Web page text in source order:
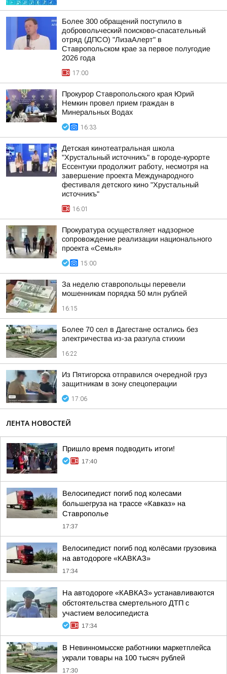
Более 300 обращений поступило в
добровольческий поисково-спасательный
отряд (ДПСО) "ЛизаАлерт" в
Ставропольском крае за первое полугодие
2026 года
17:00
Прокурор Ставропольского края Юрий
Немкин провел прием граждан в
Минеральных Водах
16:33
Детская кинотеатральная школа
"Хрустальный источникъ" в городе-курорте
Ессентуки продолжит работу, несмотря на
завершение проекта Международного
фестиваля детского кино "Хрустальный
источникъ"
16:01
Прокуратура осуществляет надзорное
сопровождение реализации национального
проекта «Семья»
15:00
За неделю ставропольцы перевели
мошенникам порядка 50 млн рублей
16:15
Более 70 сел в Дагестане остались без
электричества из-за разгула стихии
16:22
Из Пятигорска отправился очередной груз
защитникам в зону спецоперации
17:06
ЛЕНТА НОВОСТЕЙ
Пришло время подводить итоги!
17:40
Велосипедист погиб под колесами
большегруза на трассе «Кавказ» на
Ставрополье
17:37
Велосипедист погиб под колёсами грузовика
на автодороге «КАВКАЗ»
17:34
На автодороге «КАВКАЗ» устанавливаются
обстоятельства смертельного ДТП с
участием велосипедиста
17:34
В Невинномысске работники маркетплейса
украли товары на 100 тысяч рублей
17:30